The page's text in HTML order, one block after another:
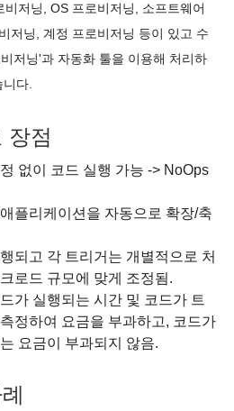
저닝, OS 프로비저닝, 소프트웨어
저닝, 계정 프로비저닝 등이 있고 수
저닝'과 자동화 툴을 이용해 처리하
다.
장점
없이 코드 실행 가능 -> NoOps
플리케이션을 자동으로 확장/축
되고 각 트리거는 개별적으로 처
로드 규모에 맞게 조정됨.
가 실행되는 시간 및 코드가 트
정하여 요금을 부과하고, 코드가
요금이 부과되지 않음.